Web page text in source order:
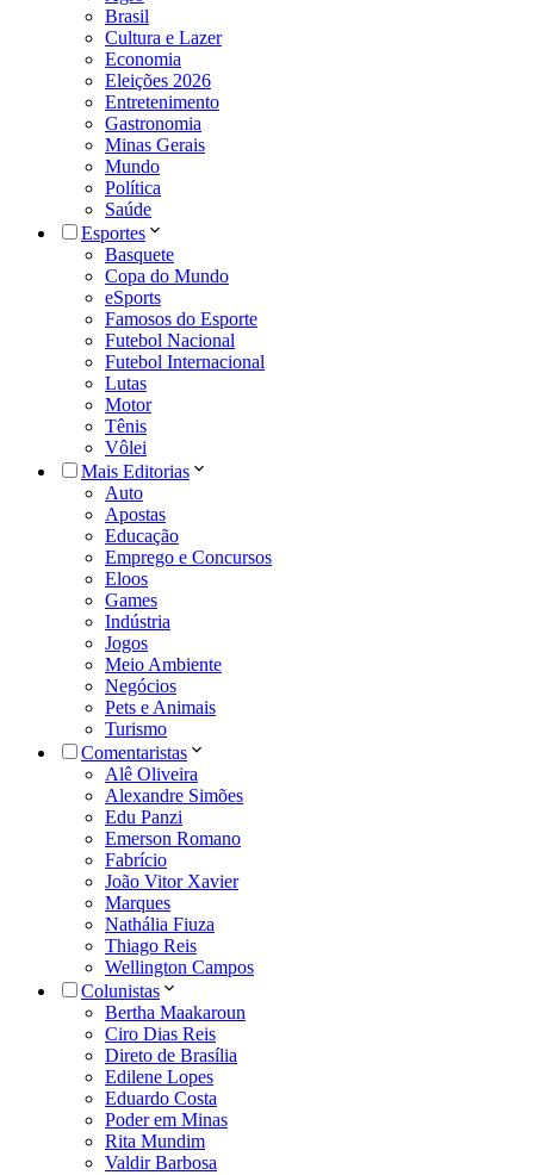
Brasil
Cultura e Lazer
Economia
Eleições 2026
Entretenimento
Gastronomia
Minas Gerais
Mundo
Política
Saúde
Esportes
Basquete
Copa do Mundo
eSports
Famosos do Esporte
Futebol Nacional
Futebol Internacional
Lutas
Motor
Tênis
Vôlei
Mais Editorias
Auto
Apostas
Educação
Emprego e Concursos
Eloos
Games
Indústria
Jogos
Meio Ambiente
Negócios
Pets e Animais
Turismo
Comentaristas
Alê Oliveira
Alexandre Simões
Edu Panzi
Emerson Romano
Fabrício
João Vitor Xavier
Marques
Nathália Fiuza
Thiago Reis
Wellington Campos
Colunistas
Bertha Maakaroun
Ciro Dias Reis
Direto de Brasília
Edilene Lopes
Eduardo Costa
Poder em Minas
Rita Mundim
Valdir Barbosa